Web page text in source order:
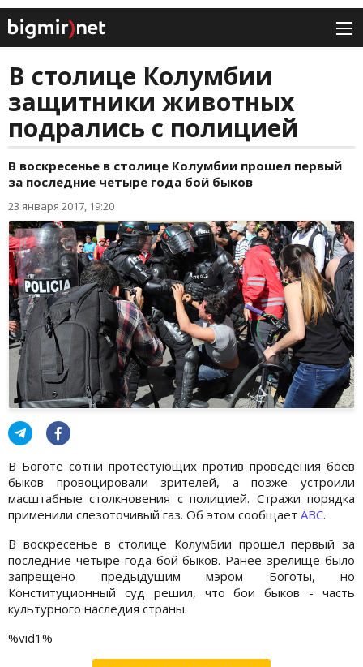
В столице Колумбии
защитники животных
подрались с полицией
В воскресенье в столице Колумбии прошел первый
за последние четыре года бой быков
23 января 2017, 19:20
В Боготе сотни протестующих против проведения боев
быков провоцировали зрителей, а позже устроили
масштабные столкновения с полицией. Стражи порядка
применили слезоточивый газ. Об этом сообщает АВС.
В воскресенье в столице Колумбии прошел первый за
последние четыре года бой быков. Ранее зрелище было
запрещено предыдущим мэром Боготы, но
Конституционный суд решил, что бои быков - часть
культурного наследия страны.
%vid1%